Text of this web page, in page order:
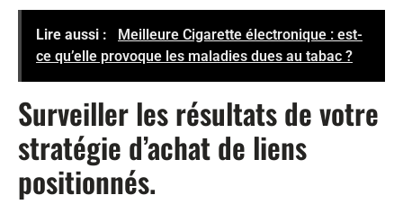
Lire aussi :
Meilleure Cigarette électronique : est-
ce qu’elle provoque les maladies dues au tabac ?
Surveiller les résultats de votre
stratégie d’achat de liens
positionnés.